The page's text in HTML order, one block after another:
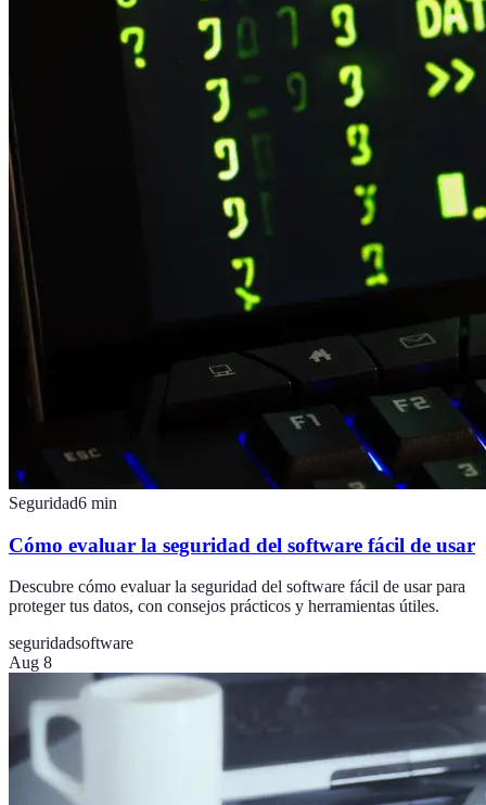
Seguridad6 min
Cómo evaluar la seguridad del software fácil de usar
Descubre cómo evaluar la seguridad del software fácil de usar para
proteger tus datos, con consejos prácticos y herramientas útiles.
seguridadsoftware
Aug 8